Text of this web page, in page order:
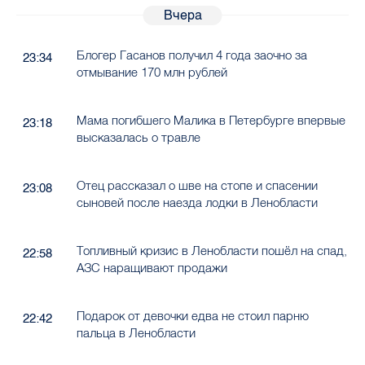
Вчера
23:34
Блогер Гасанов получил 4 года заочно за
отмывание 170 млн рублей
23:18
Мама погибшего Малика в Петербурге впервые
высказалась о травле
23:08
Отец рассказал о шве на стопе и спасении
сыновей после наезда лодки в Ленобласти
22:58
Топливный кризис в Ленобласти пошёл на спад,
АЗС наращивают продажи
22:42
Подарок от девочки едва не стоил парню
пальца в Ленобласти